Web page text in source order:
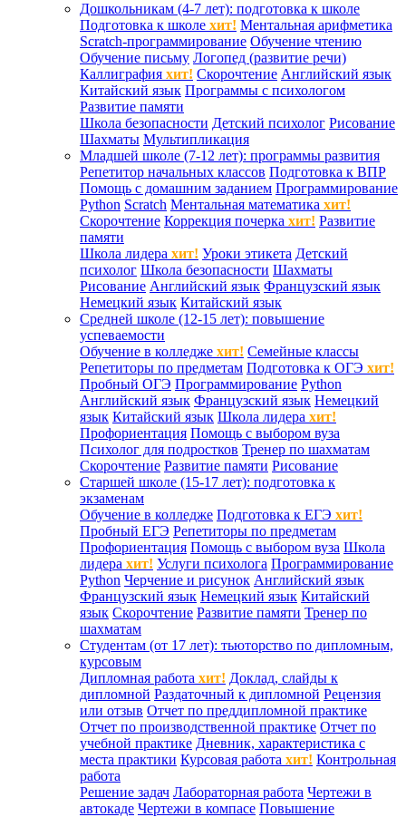
Дошкольникам (4-7 лет): подготовка к школе
Подготовка к школе хит! Ментальная арифметика
Scratch-программирование Обучение чтению
Обучение письму Логопед (развитие речи)
Каллиграфия хит! Скорочтение Английский язык
Китайский язык Программы с психологом
Развитие памяти
Школа безопасности Детский психолог Рисование
Шахматы Мультипликация
Младшей школе (7-12 лет): программы развития
Репетитор начальных классов Подготовка к ВПР
Помощь с домашним заданием Программирование
Python Scratch Ментальная математика хит!
Скорочтение Коррекция почерка хит! Развитие
памяти
Школа лидера хит! Уроки этикета Детский
психолог Школа безопасности Шахматы
Рисование Английский язык Французский язык
Немецкий язык Китайский язык
Средней школе (12-15 лет): повышение
успеваемости
Обучение в колледже хит! Семейные классы
Репетиторы по предметам Подготовка к ОГЭ хит!
Пробный ОГЭ Программирование Python
Английский язык Французский язык Немецкий
язык Китайский язык Школа лидера хит!
Профориентация Помощь с выбором вуза
Психолог для подростков Тренер по шахматам
Скорочтение Развитие памяти Рисование
Старшей школе (15-17 лет): подготовка к
экзаменам
Обучение в колледже Подготовка к ЕГЭ хит!
Пробный ЕГЭ Репетиторы по предметам
Профориентация Помощь с выбором вуза Школа
лидера хит! Услуги психолога Программирование
Python Черчение и рисунок Английский язык
Французский язык Немецкий язык Китайский
язык Скорочтение Развитие памяти Тренер по
шахматам
Студентам (от 17 лет): тьюторство по дипломным,
курсовым
Дипломная работа хит! Доклад, слайды к
дипломной Раздаточный к дипломной Рецензия
или отзыв Отчет по преддипломной практике
Отчет по производственной практике Отчет по
учебной практике Дневник, характеристика с
места практики Курсовая работа хит! Контрольная
работа
Решение задач Лабораторная работа Чертежи в
автокаде Чертежи в компасе Повышение